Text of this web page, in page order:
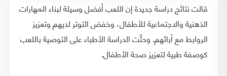
قالت نتائج دراسة جديدة إن اللعب أفضل وسيلة لبناء المهارات
الذهنية والاجتماعية للأطفال، وخفض التوتر لديهم وتعزيز
الروابط مع آبائهم. وحثّت الدراسة الأطباء على التوصية باللعب
كوصفة طبية لتعزيز صحة الأطفال.